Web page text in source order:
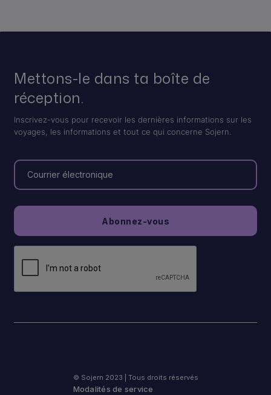
Mettons-le dans ta boîte de
réception.
Inscrivez-vous pour recevoir les dernières informations sur les
voyages, les informations et tout ce qui concerne Sojern.
© Sojern 2023 | Tous droits réservés
Modalités de service